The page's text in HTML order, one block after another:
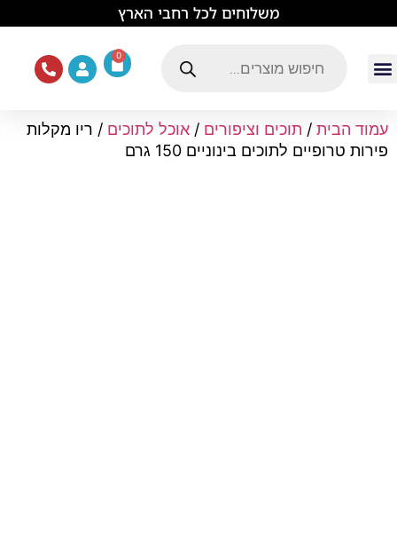
משלוחים לכל רחבי הארץ
0
עמוד הבית / תוכים וציפורים / אוכל לתוכים / ריו מקלות
פירות טרופיים לתוכים בינוניים 150 גרם